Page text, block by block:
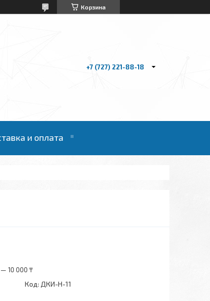
Корзина
+7 (727) 221-88-18
и оплата
10 000 ₸
Код: ДКИ-Н-11